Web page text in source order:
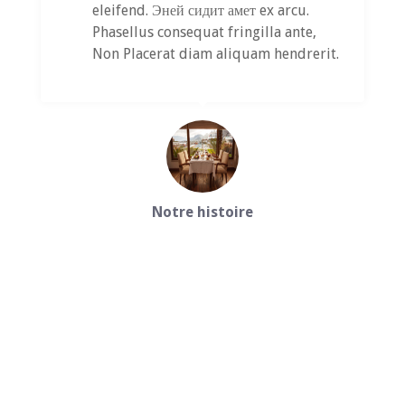
eleifend. Эней сидит амет ex arcu.
Phasellus consequat fringilla ante,
Non Placerat diam aliquam hendrerit.
Notre histoire